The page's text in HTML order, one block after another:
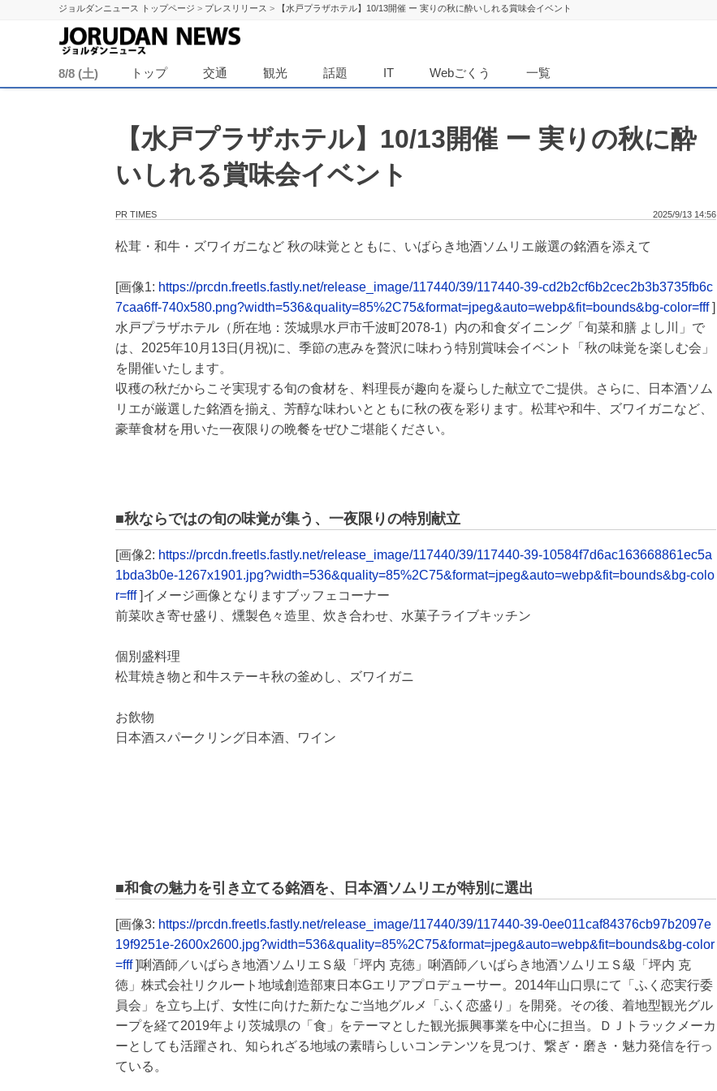
ジョルダンニュース トップページ > プレスリリース > 【水戸プラザホテル】10/13開催 ー 実りの秋に酔いしれる賞味会イベント
8/8 (土) トップ 交通 観光 話題 IT Webごくう 一覧
【水戸プラザホテル】10/13開催 ー 実りの秋に酔
いしれる賞味会イベント
2025/9/13 14:56
PR TIMES
松茸・和牛・ズワイガニなど 秋の味覚とともに、いばらき地酒ソムリエ厳選の銘酒を添えて
[画像1: https://prcdn.freetls.fastly.net/release_image/117440/39/117440-39-cd2b2cf6b2cec2b3b3735fb6c
7caa6ff-740x580.png?width=536&quality=85%2C75&format=jpeg&auto=webp&fit=bounds&bg-color=fff]
水戸プラザホテル（所在地：茨城県水戸市千波町2078-1）内の和食ダイニング「旬菜和膳 よし川」で
は、2025年10月13日(月祝)に、季節の恵みを贅沢に味わう特別賞味会イベント「秋の味覚を楽しむ会」
を開催いたします。
収穫の秋だからこそ実現する旬の食材を、料理長が趣向を凝らした献立でご提供。さらに、日本酒ソム
リエが厳選した銘酒を揃え、芳醇な味わいとともに秋の夜を彩ります。松茸や和牛、ズワイガニなど、
豪華食材を用いた一夜限りの晩餐をぜひご堪能ください。
■秋ならではの旬の味覚が集う、一夜限りの特別献立
[画像2: https://prcdn.freetls.fastly.net/release_image/117440/39/117440-39-10584f7d6ac163668861ec5a
1bda3b0e-1267x1901.jpg?width=536&quality=85%2C75&format=jpeg&auto=webp&fit=bounds&bg-colo
r=fff]イメージ画像となりますブッフェコーナー
前菜吹き寄せ盛り、燻製色々造里、炊き合わせ、水菓子ライブキッチン
個別盛料理
松茸焼き物と和牛ステーキ秋の釜めし、ズワイガニ
お飲物
日本酒スパークリング日本酒、ワイン
■和食の魅力を引き立てる銘酒を、日本酒ソムリエが特別に選出
[画像3: https://prcdn.freetls.fastly.net/release_image/117440/39/117440-39-0ee011caf84376cb97b2097e
19f9251e-2600x2600.jpg?width=536&quality=85%2C75&format=jpeg&auto=webp&fit=bounds&bg-color
=fff]唎酒師／いばらき地酒ソムリエＳ級「坪内 克徳」唎酒師／いばらき地酒ソムリエＳ級「坪内 克
徳」株式会社リクルート地域創造部東日本Gエリアプロデューサー。2014年山口県にて「ふく恋実行委
員会」を立ち上げ、女性に向けた新たなご当地グルメ「ふく恋盛り」を開発。その後、着地型観光グル
ープを経て2019年より茨城県の「食」をテーマとした観光振興事業を中心に担当。ＤＪトラックメーカ
ーとしても活躍され、知られざる地域の素晴らしいコンテンツを見つけ、繋ぎ・磨き・魅力発信を行っ
ている。